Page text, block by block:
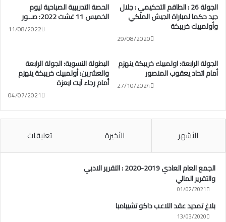
الحصة التدريبية الصباحية ليوم
الخميس 11 غشت 2022: صــور
11/08/2022
الجولة 26 : الطاقم التحكيمي : جلال
جيد حكما لمباراة الجيش الملكي
وأولمبيك خريبكة
29/08/2020
البطولة النسوية: الجولة الرابعة
والعشرين: أولمبيك خريبكة ينهزم
أمام رجاء آيت ايعزة
04/07/2021
الجولة الرابعة: اولمبيك خريبكة ينهزم
أمام اتحاد يعقوب المنصور
27/10/2024
الأشهر الأخيرة تعليقات
الجمع العام العادي 2019-2020 : التقرير الادبي
والتقرير المالي
01/02/2021
بلاغ تمديد عقد اللاعب داكو تشيبامبا
13/03/2020